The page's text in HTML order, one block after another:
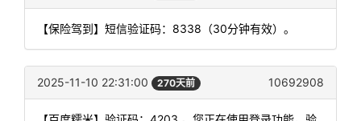
【保险驾到】短信验证码：8338（30分钟有效）。
2025-11-10 22:31:00 270天前 10692908